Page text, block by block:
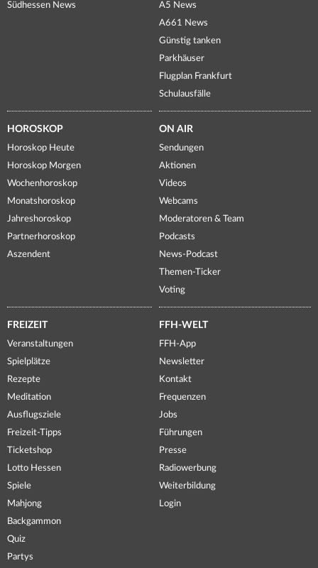
Südhessen News
A5 News
A661 News
Günstig tanken
Parkhäuser
Flugplan Frankfurt
Schulausfälle
HOROSKOP
Horoskop Heute
Horoskop Morgen
Wochenhoroskop
Monatshoroskop
Jahreshoroskop
Partnerhoroskop
Aszendent
ON AIR
Sendungen
Aktionen
Videos
Webcams
Moderatoren & Team
Podcasts
News-Podcast
Themen-Ticker
Voting
FREIZEIT
Veranstaltungen
Spielplätze
Rezepte
Meditation
Ausflugsziele
Freizeit-Tipps
Ticketshop
Lotto Hessen
Spiele
Mahjong
Backgammon
Quiz
Partys
FFH-WELT
FFH-App
Newsletter
Kontakt
Frequenzen
Jobs
Führungen
Presse
Radiowerbung
Weiterbildung
Login